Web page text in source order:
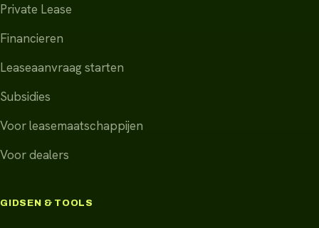
Private Lease
Financieren
Leaseaanvraag starten
Subsidies
Voor leasemaatschappijen
Voor dealers
GIDSEN & TOOLS